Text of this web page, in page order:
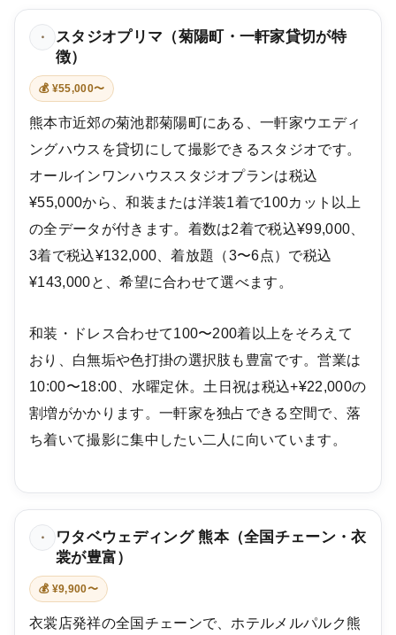
・
スタジオプリマ（菊陽町・一軒家貸切が特
徴）
💰 ¥55,000〜
熊本市近郊の菊池郡菊陽町にある、一軒家ウエディ
ングハウスを貸切にして撮影できるスタジオです。
オールインワンハウススタジオプランは税込
¥55,000から、和装または洋装1着で100カット以上
の全データが付きます。着数は2着で税込¥99,000、
3着で税込¥132,000、着放題（3〜6点）で税込
¥143,000と、希望に合わせて選べます。
和装・ドレス合わせて100〜200着以上をそろえて
おり、白無垢や色打掛の選択肢も豊富です。営業は
10:00〜18:00、水曜定休。土日祝は税込+¥22,000の
割増がかかります。一軒家を独占できる空間で、落
ち着いて撮影に集中したい二人に向いています。
・
ワタベウェディング 熊本（全国チェーン・衣
裳が豊富）
💰 ¥9,900〜
衣裳店発祥の全国チェーンで、ホテルメルパルク熊